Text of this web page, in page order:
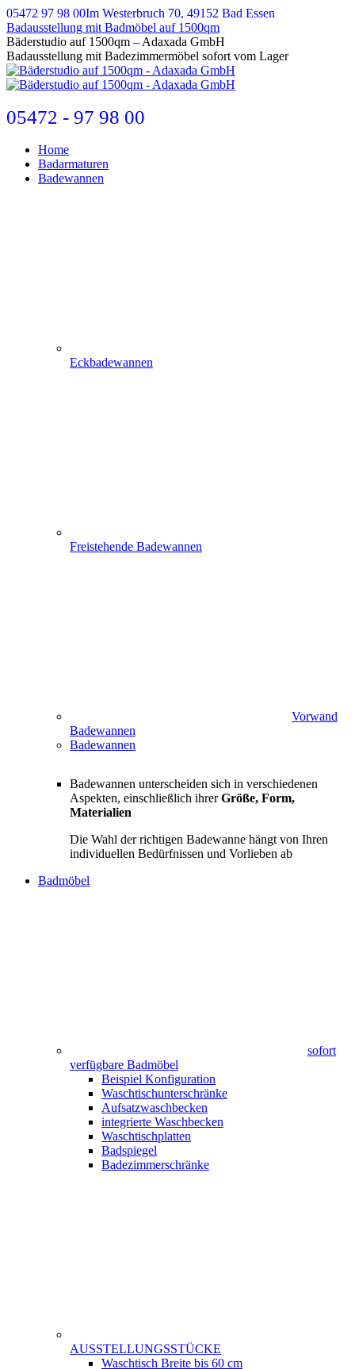
Zum
Inhalt
springen
05472 97 98 00Im Westerbruch 70, 49152 Bad Essen
Badausstellung mit Badmöbel auf 1500qm
E-
Mail
page
opens
new
window
Bäderstudio auf 1500qm – Adaxada GmbH
Badausstellung mit Badezimmermöbel sofort vom Lager
05472 - 97 98 00
Home
Badarmaturen
Badewannen
Eckbadewannen
Freistehende Badewannen
Vorwand
Badewannen
Badewannen
Badewannen unterscheiden sich in verschiedenen
Aspekten, einschließlich ihrerGröße, Form,
Materialien
Die Wahl der richtigen Badewanne hängt von Ihren
individuellen Bedürfnissen und Vorlieben ab
Badmöbel
sofort
verfügbare Badmöbel
Beispiel Konfiguration
Waschtischunterschränke
Aufsatzwaschbecken
integrierte Waschbecken
Waschtischplatten
Badspiegel
Badezimmerschränke
AUSSTELLUNGSSTÜCKE
Waschtisch Breite bis 60 cm